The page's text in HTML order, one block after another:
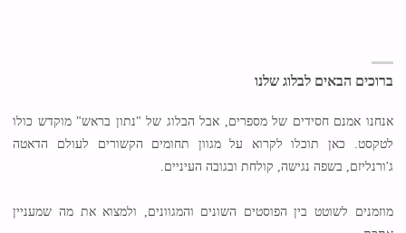
ברוכים הבאים לבלוג שלנו
אנחנו אמנם חסידים של מספרים, אבל הבלוג של "נתון בראש" מוקדש כולו
לטקסט. כאן תוכלו לקרוא על מגוון תחומים הקשורים לעולם הדאטה
ג'ורנליזם, בשפה נגישה, קולחת ובגובה העיניים.
מוזמנים לשוטט בין הפוסטים השונים והמגוונים, ולמצוא את מה שמעניין